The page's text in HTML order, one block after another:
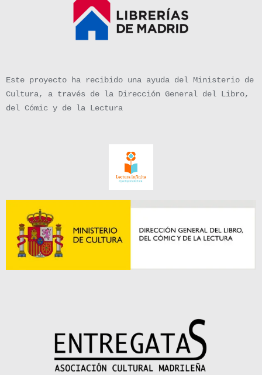
Este proyecto ha recibido una ayuda del Ministerio de
Cultura, a través de la Dirección General del Libro,
del Cómic y de la Lectura